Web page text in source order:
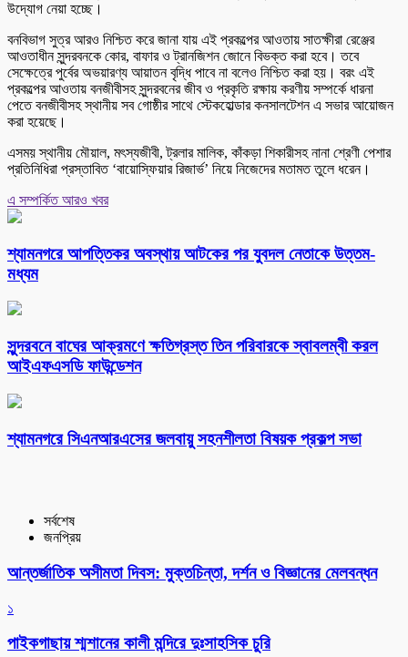
উদ্যোগ নেয়া হচ্ছে।
বনবিভাগ সুত্র আরও নিশ্চিত করে জানা যায় এই প্রকল্পের আওতায় সাতক্ষীরা রেঞ্জের
আওতাধীন সুন্দরবনকে কোর, বাফার ও ট্রানজিশন জোনে বিভক্ত করা হবে। তবে
সেক্ষেত্রে পুর্বের অভয়ারণ্য আয়াতন বৃদ্ধি পাবে না বলেও নিশ্চিত করা হয়। বরং এই
প্রকল্পের আওতায় বনজীবীসহ সুন্দরবনের জীব ও প্রকৃতি রক্ষায় করণীয় সম্পর্কে ধারনা
পেতে বনজীবীসহ স্থানীয় সব গোষ্ঠীর সাথে স্টেকহোল্ডার কনসালটেশন এ সভার আয়োজন
করা হয়েছে।
এসময় স্থানীয় মৌয়াল, মৎস্যজীবী, ট্রলার মালিক, কাঁকড়া শিকারীসহ নানা শ্রেণী পেশার
প্রতিনিধিরা প্রস্তাবিত ‘বায়োস্ফিয়ার রিজার্ভ’ নিয়ে নিজেদের মতামত তুলে ধরেন।
এ সম্পর্কিত আরও খবর
শ্যামনগরে আপত্তিকর অবস্থায় আটকের পর যুবদল নেতাকে উত্তম-
মধ্যম
সুন্দরবনে বাঘের আক্রমণে ক্ষতিগ্রস্ত তিন পরিবারকে স্বাবলম্বী করল
আইএফএসডি ফাউন্ডেশন
শ্যামনগরে সিএনআরএসের জলবায়ু সহনশীলতা বিষয়ক প্রকল্প সভা
সর্বশেষ
জনপ্রিয়
আন্তর্জাতিক অসীমতা দিবস: মুক্তচিন্তা, দর্শন ও বিজ্ঞানের মেলবন্ধন
১
পাইকগাছায় শ্মশানের কালী মন্দিরে দুঃসাহসিক চুরি